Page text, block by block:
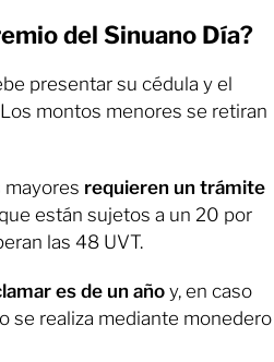
del Sinuano Día?
presentar su cédula y el
montos menores se retiran
mayores requieren un trámite
están sujetos a un 20 por
las 48 UVT.
es de un año y, en caso
se realiza mediante monedero